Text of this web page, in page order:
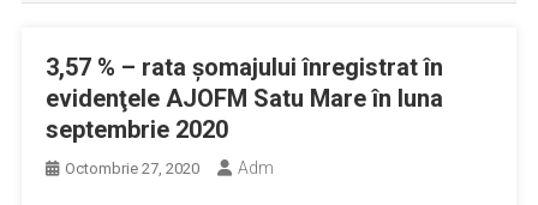
3,57 % – rata şomajului înregistrat în
evidenţele AJOFM Satu Mare în luna
septembrie 2020
Octombrie 27, 2020 Adm